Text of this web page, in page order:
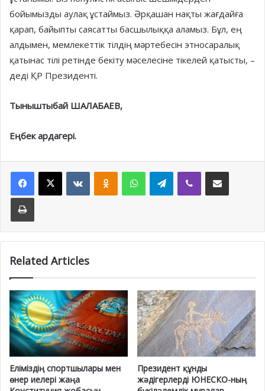
бойымызды аулақ ұстаймыз. Әрқашан нақты жағдайға
қарап, байыпты саясатты басшылыққа аламыз. Бұл, ең
алдымен, мемлекеттік тілдің мәртебесін этносаралық
қатынас тілі ретінде бекіту мәселесіне тікелей қатысты, –
деді ҚР Президенті.
Тыныштыбай ШАЛАБАЕВ,
Еңбек ардагері.
Facebook
X VKontakteOdnoklassniki
WhatsAppTelegramViber Share via Email
Print
Related Articles
Еліміздің спортшылары мен
өнер иелері жаңа
Президент құнды
жәдігерлерді ЮНЕСКО-ның